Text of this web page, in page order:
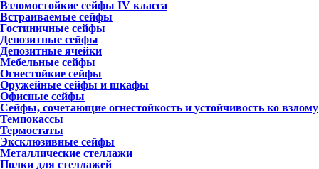
Взломостойкие сейфы IV класса
Встраиваемые сейфы
Гостиничные сейфы
Депозитные сейфы
Депозитные ячейки
Мебельные сейфы
Огнестойкие сейфы
Оружейные сейфы и шкафы
Офисные сейфы
Сейфы, сочетающие огнестойкость и устойчивость ко взлому
Темпокассы
Термостаты
Эксклюзивные сейфы
Металлические стеллажи
Полки для стеллажей